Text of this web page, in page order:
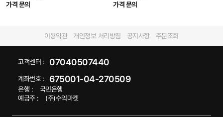
가격 문의 가격 문의
이용약관 개인정보 처리방침 공지사항 주문조회
고객센터 : 07040507440
계좌번호 : 675001-04-270509
은행 :
국민은행
예금주 :
(주)수익마켓